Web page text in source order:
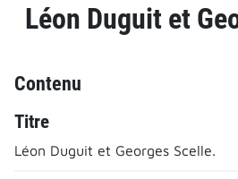
Léon Duguit et
Contenu
Titre
Léon Duguit et Georges Scelle.